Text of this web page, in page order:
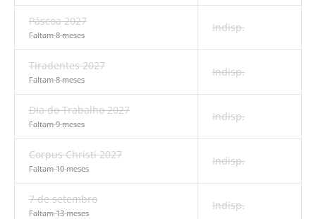
Páscoa 2027
Faltam 8 meses
Indisp.
Tiradentes 2027
Faltam 8 meses
Indisp.
Dia do Trabalho 2027
Faltam 9 meses
Indisp.
Corpus Christi 2027
Faltam 10 meses
Indisp.
7 de setembro
Faltam 13 meses
Indisp.